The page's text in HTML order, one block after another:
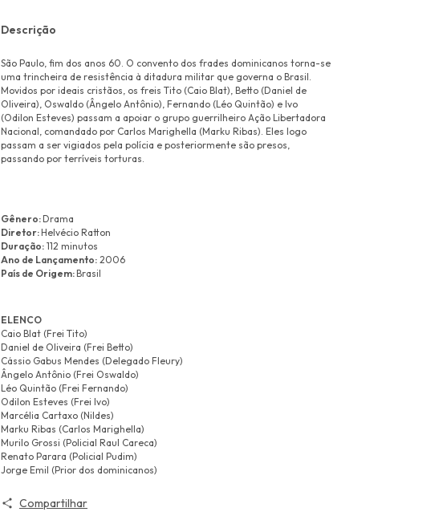
Descrição
São Paulo, fim dos anos 60. O convento dos frades dominicanos torna-se
uma trincheira de resistência à ditadura militar que governa o Brasil.
Movidos por ideais cristãos, os freis Tito (Caio Blat), Betto (Daniel de
Oliveira), Oswaldo (Ângelo Antônio), Fernando (Léo Quintão) e Ivo
(Odilon Esteves) passam a apoiar o grupo guerrilheiro Ação Libertadora
Nacional, comandado por Carlos Marighella (Marku Ribas). Eles logo
passam a ser vigiados pela polícia e posteriormente são presos,
passando por terríveis torturas.
Gênero:Drama
Diretor:Helvécio Ratton
Duração: 112 minutos
Ano de Lançamento: 2006
País de Origem:Brasil
ELENCO
Caio Blat (Frei Tito)
Daniel de Oliveira (Frei Betto)
Cássio Gabus Mendes (Delegado Fleury)
Ângelo Antônio (Frei Oswaldo)
Léo Quintão (Frei Fernando)
Odilon Esteves (Frei Ivo)
Marcélia Cartaxo (Nildes)
Marku Ribas (Carlos Marighella)
Murilo Grossi (Policial Raul Careca)
Renato Parara (Policial Pudim)
Jorge Emil (Prior dos dominicanos)
Compartilhar